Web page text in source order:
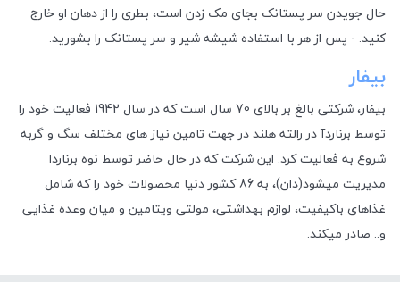
حال جویدن سر پستانک بجای مک زدن است، بطری را از دهان او خارج
کنید. - پس از هر با استفاده شیشه شیر و سر پستانک را بشورید.
بیفار
بیفار، شرکتی بالغ بر بالای 70 سال است که در سال 1942 فعالیت خود را
توسط برناردآ در رالته هلند در جهت تامین نیاز های مختلف سگ و گربه
شروع به فعالیت کرد. این شرکت که در حال حاضر توسط نوه برناردا
مدیریت میشود(دان)، به 86 کشور دنیا محصولات خود را که شامل
غذاهای باکیفیت، لوازم بهداشتی، مولتی ویتامین و میان وعده غذایی
و.. صادر میکند.